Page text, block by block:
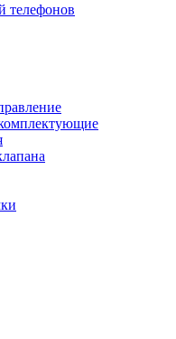
телефонов